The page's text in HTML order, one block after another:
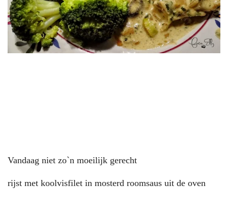
Vandaag niet zo`n moeilijk gerecht
rijst met koolvisfilet in mosterd roomsaus uit de oven